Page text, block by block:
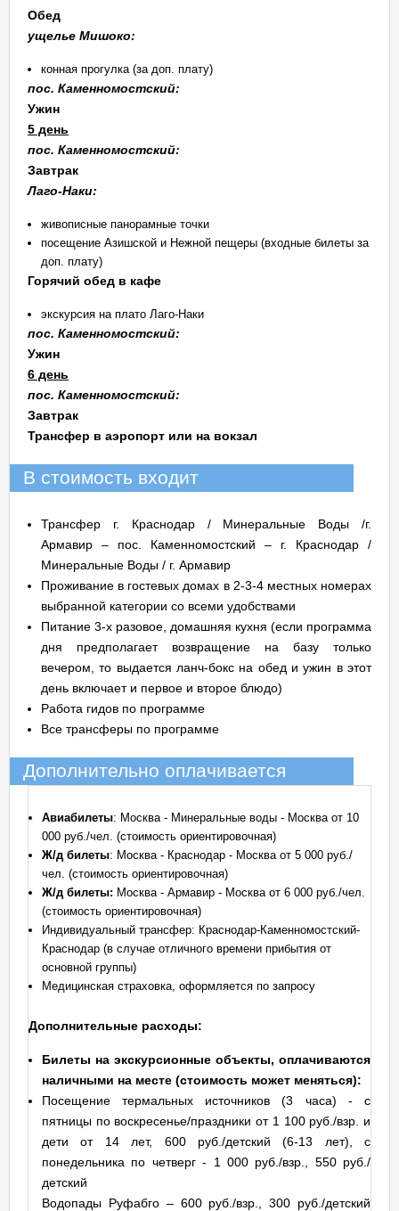
Обед
ущелье Мишоко:
конная прогулка (за доп. плату)
пос. Каменномостский:
Ужин
5 день
пос. Каменномостский:
Завтрак
Лаго-Наки:
живописные панорамные точки
посещение Азишской и Нежной пещеры (входные билеты за
доп. плату)
Горячий обед в кафе
экскурсия на плато Лаго-Наки
пос. Каменномостский:
Ужин
6 день
пос. Каменномостский:
Завтрак
Трансфер в аэропорт или на вокзал
В стоимость входит
Трансфер г. Краснодар / Минеральные Воды /г.
Армавир – пос. Каменномостский – г. Краснодар /
Минеральные Воды / г. Армавир
Проживание в гостевых домах в 2-3-4 местных номерах
выбранной категории со всеми удобствами
Питание 3-х разовое, домашняя кухня (если программа
дня предполагает возвращение на базу только
вечером, то выдается ланч-бокс на обед и ужин в этот
день включает и первое и второе блюдо)
Работа гидов по программе
Все трансферы по программе
Дополнительно оплачивается
Авиабилеты: Москва - Минеральные воды - Москва от 10
000 руб./чел. (стоимость ориентировочная)
Ж/д билеты: Москва - Краснодар - Москва от 5 000 руб./
чел. (стоимость ориентировочная)
Ж/д билеты: Москва - Армавир - Москва от 6 000 руб./чел.
(стоимость ориентировочная)
Индивидуальный трансфер: Краснодар-Каменномостский-
Краснодар (в случае отличного времени прибытия от
основной группы)
Медицинская страховка, оформляется по запросу
Дополнительные расходы:
Билеты на экскурсионные объекты, оплачиваются
наличными на месте (стоимость может меняться):
Посещение термальных источников (3 часа) - с
пятницы по воскресенье/праздники от 1 100 руб./взр. и
дети от 14 лет, 600 руб./детский (6-13 лет), с
понедельника по четверг - 1 000 руб./взр., 550 руб./
детский
Водопады Руфабго – 600 руб./взр., 300 руб./детский